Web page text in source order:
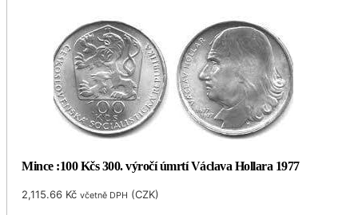
Mince :100 Kčs 300. výročí úmrtí Václava Hollara 1977
2,115.66 Kč včetně DPH (CZK)